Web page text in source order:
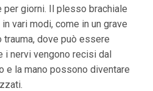
per giorni. Il plesso brachiale
vari modi, come in un grave
dove può essere
i nervi vengono recisi dal
e la mano possono diventare